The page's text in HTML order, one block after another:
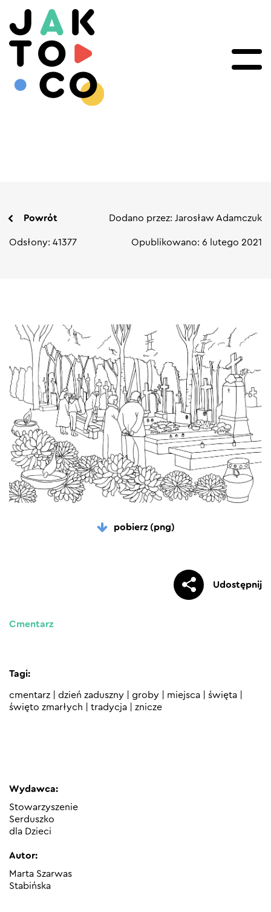
Powrót Dodano przez: Jarosław Adamczuk
Odsłony: 41377 Opublikowano: 6 lutego 2021
pobierz (png)
Udostępnij
Cmentarz
Tagi:
cmentarz dzień zaduszny groby miejsca święta
święto zmarłych
tradycja znicze
Wydawca:
Stowarzyszenie
Serduszko
dla Dzieci
Autor:
Marta Szarwas
Stabińska